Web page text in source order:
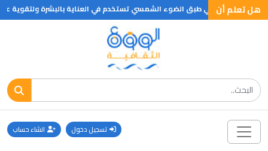
هل تعلم أن
التى توجد في طبق الضوء الشمسي تستخدم في العناية بالبشرة ولتقوية
تسجيل دخول انشاء حساب